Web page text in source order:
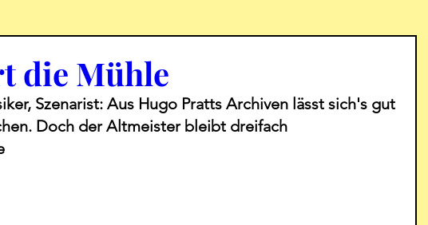
die Mühle
Szenarist: Aus Hugo Pratts Archiven lässt sich's gut
Doch der Altmeister bleibt dreifach